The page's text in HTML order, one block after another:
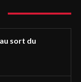
sort du